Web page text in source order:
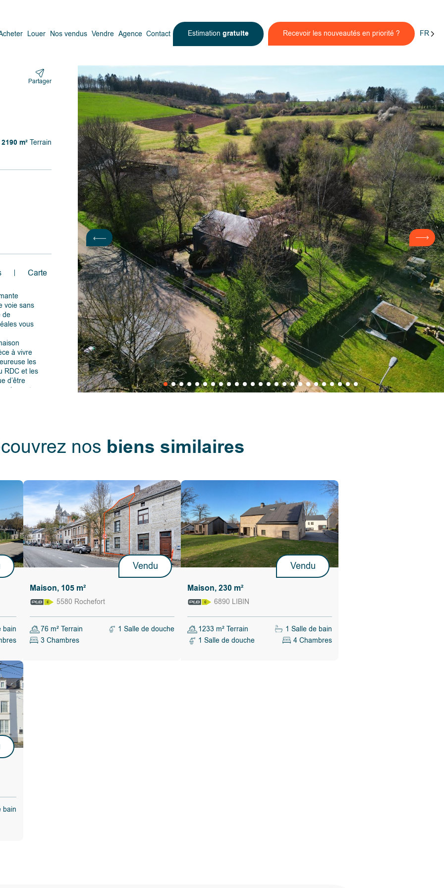
Louer Nos vendus Vendre Agence Contact Estimation gratuite Recevoir les nouveautés en priorité ? FR
Partager
2190 m²Terrain
Carte
voie sans
de
vous
à vivre
les
RDC et les
d’être
et
arboré
cuisine
ou salle
avec
et poêle à
de
ou ne
tenu
qui lui
de
nos biens similaires
bain
Vendu
Maison, 105 m²
5580 Rochefort
76 m² Terrain
1 Salle de douche
3 Chambres
Vendu
Maison, 230 m²
6890 LIBIN
1233 m² Terrain
1 Salle de bain
1 Salle de douche
4 Chambres
bain